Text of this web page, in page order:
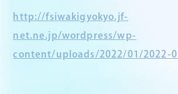
http://fsiwakigyokyo.jf-
net.ne.jp/wordpress/wp-
content/uploads/2022/01/2022-